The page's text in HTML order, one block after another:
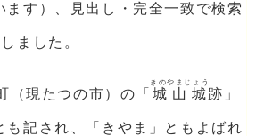
ます）、見出し・完全一致で検索
ました。
（現たつの市）の「 城山城
きのやまじょう
跡」
も記され、「きやま」ともよばれ